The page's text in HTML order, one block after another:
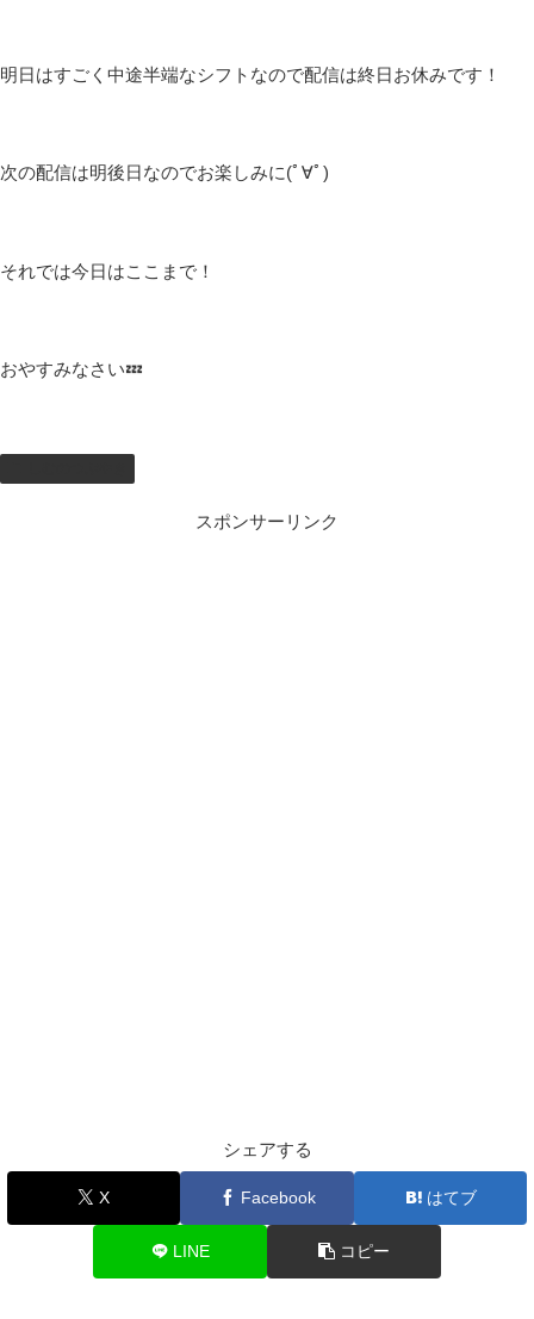
明日はすごく中途半端なシフトなので配信は終日お休みです！
次の配信は明後日なのでお楽しみに(ﾟ∀ﾟ)
それでは今日はここまで！
おやすみなさい💤
スポンサーリンク
シェアする
X Facebook はてブ
LINE コピー